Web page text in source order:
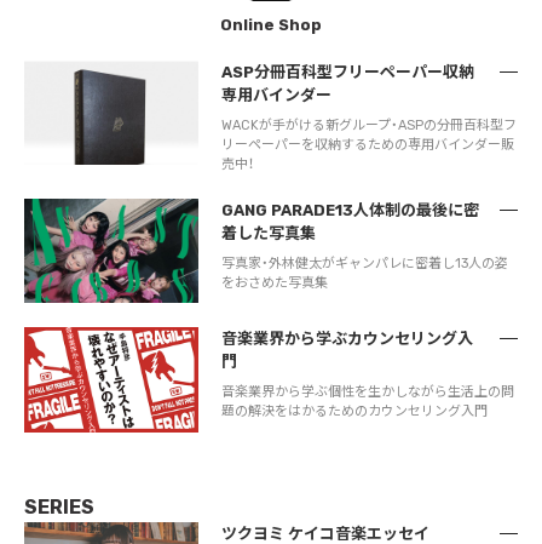
Online Shop
ASP分冊百科型フリーペーパー収納
専用バインダー
WACKが手がける新グループ・ASPの分冊百科型フ
リーペーパーを収納するための専用バインダー販
売中！
GANG PARADE13人体制の最後に密
着した写真集
写真家・外林健太がギャンパレに密着し13人の姿
をおさめた写真集
音楽業界から学ぶカウンセリング入
門
音楽業界から学ぶ個性を生かしながら生活上の問
題の解決をはかるためのカウンセリング入門
SERIES
ツクヨミ ケイコ音楽エッセイ